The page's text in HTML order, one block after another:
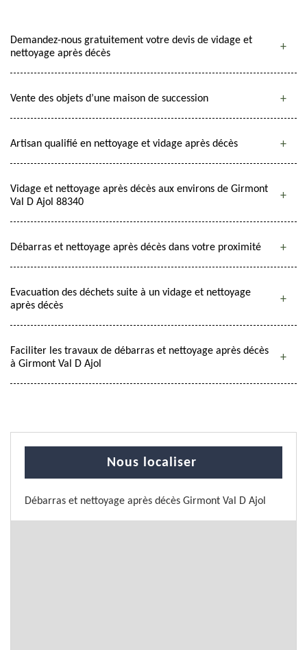
Demandez-nous gratuitement votre devis de vidage et
nettoyage après décès
Vente des objets d’une maison de succession
Artisan qualifié en nettoyage et vidage après décès
Vidage et nettoyage après décès aux environs de Girmont
Val D Ajol 88340
Débarras et nettoyage après décès dans votre proximité
Evacuation des déchets suite à un vidage et nettoyage
après décès
Faciliter les travaux de débarras et nettoyage après décès
à Girmont Val D Ajol
Nous localiser
Débarras et nettoyage après décès Girmont Val D Ajol